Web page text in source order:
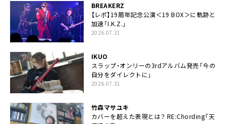
BREAKERZ
【レポ】19周年記念公演＜19 BOX＞に軌跡と
加速「I.K.Z.」
2026.07.31
IKUO
スラップ・オンリーの3rdアルバム発売「今の
自分をダイレクトに」
2026.07.31
竹森マサユキ
カバーを超えた表現とは？ RE:Chording「天